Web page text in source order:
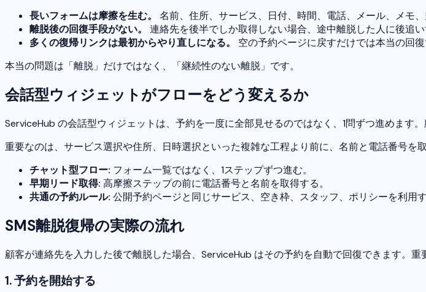
長いフォームは摩擦を生む。
名前、住所、サービス、日付、時間、電話、メール、メモ
離脱後の回復手段がない。
連絡先を後半でしか取得しない場合、途中離脱した人に後追い
多くの復帰リンクは最初からやり直しになる。
空の予約ページに戻すだけでは本当の回
本当の問題は「離脱」だけではなく、「継続性のない離脱」です。
会話型ウィジェットがフローをどう変えるか
ServiceHub の会話型ウィジェットは、予約を一度に全部見せるのではなく、1問ずつ進めます
重要なのは、サービス選択や住所、日時選択といった複雑な工程より前に、名前と電話番号を
チャット型フロー: フォーム一覧ではなく、1ステップずつ進む。
早期リード取得: 高摩擦ステップの前に電話番号と名前を取得する。
共通の予約ルール: 公開予約ページと同じサービス、空き枠、スタッフ、ポリシーを利用す
SMS離脱復帰の実際の流れ
顧客が連絡先を入力した後で離脱した場合、ServiceHub はその予約を自動で回復できます。重
1. 予約を開始する